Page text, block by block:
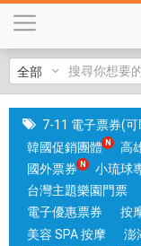
7-11 電子票券(
韓國促銷團體
高
國外票券
小琉球
台灣主題樂園門票
電子優惠票券
按
美容 SPA 按摩
澎